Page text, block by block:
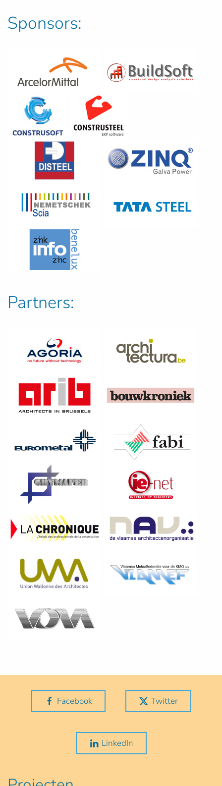
Sponsors:
Partners:
Facebook Twitter
LinkedIn